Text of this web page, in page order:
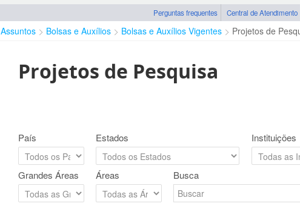
Perguntas frequentes Central de Atendimento
Assuntos Bolsas e Auxílios Bolsas e Auxílios Vigentes Projetos de
Projetos de Pesquisa
País Estados Instituições
Grandes Áreas Áreas Busca